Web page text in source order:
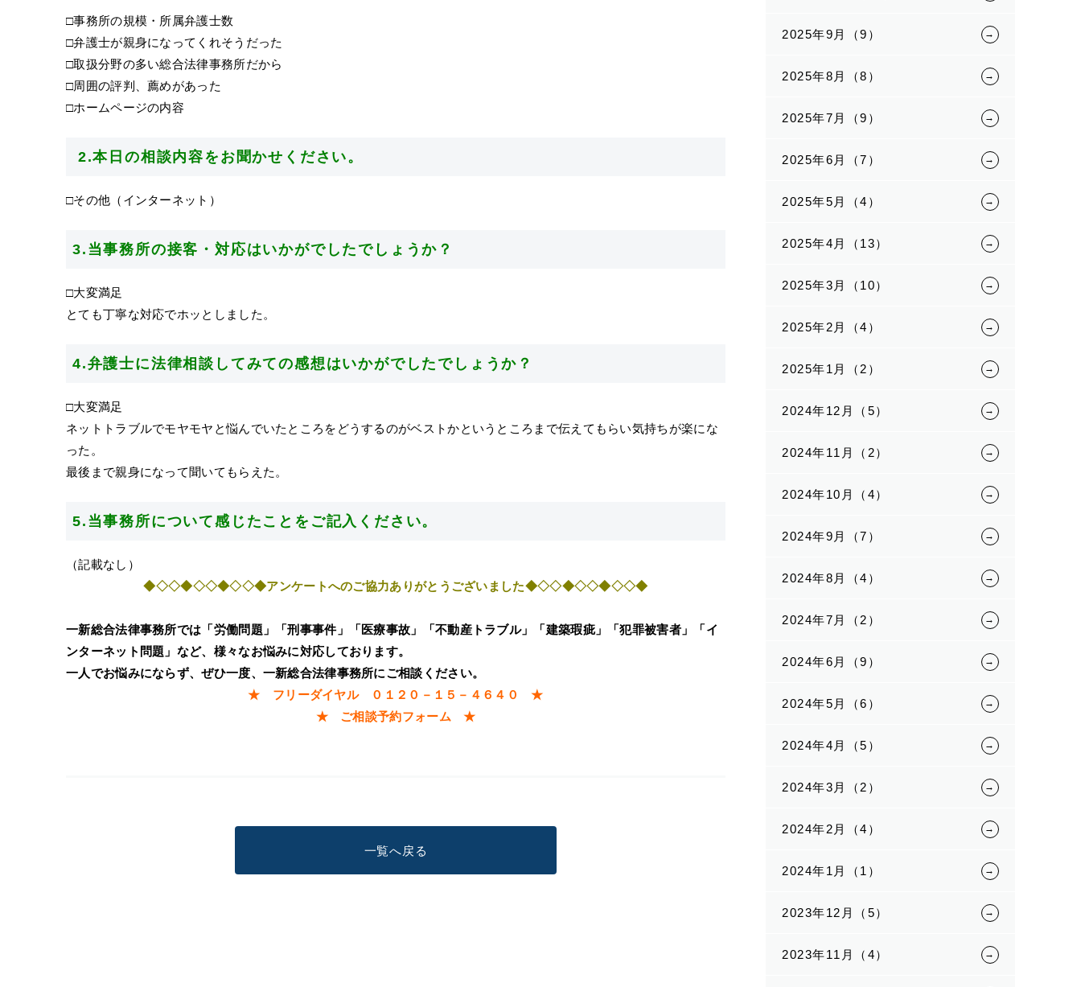
□事務所の規模・所属弁護士数
□弁護士が親身になってくれそうだった
□取扱分野の多い総合法律事務所だから
□周囲の評判、薦めがあった
□ホームページの内容
2.本日の相談内容をお聞かせください。
□その他（インターネット）
3.当事務所の接客・対応はいかがでしたでしょうか？
□大変満足
とても丁寧な対応でホッとしました。
4.弁護士に法律相談してみての感想はいかがでしたでしょうか？
□大変満足
ネットトラブルでモヤモヤと悩んでいたところをどうするのがベストかというところまで伝えてもらい気持ちが楽にな
った。
最後まで親身になって聞いてもらえた。
5.当事務所について感じたことをご記入ください。
（記載なし）
◆◇◇◆◇◇◆◇◇◆アンケートへのご協力ありがとうございました◆◇◇◆◇◇◆◇◇◆
一新総合法律事務所では「労働問題」「刑事事件」「医療事故」「不動産トラブル」「建築瑕疵」「犯罪被害者」「イ
ンターネット問題」など、様々なお悩みに対応しております。
一人でお悩みにならず、ぜひ一度、一新総合法律事務所にご相談ください。
★ フリーダイヤル ０１２０－１５－４６４０ ★
★ ご相談予約フォーム ★
一覧へ戻る
2025年9月（9）
2025年8月（8）
2025年7月（9）
2025年6月（7）
2025年5月（4）
2025年4月（13）
2025年3月（10）
2025年2月（4）
2025年1月（2）
2024年12月（5）
2024年11月（2）
2024年10月（4）
2024年9月（7）
2024年8月（4）
2024年7月（2）
2024年6月（9）
2024年5月（6）
2024年4月（5）
2024年3月（2）
2024年2月（4）
2024年1月（1）
2023年12月（5）
2023年11月（4）